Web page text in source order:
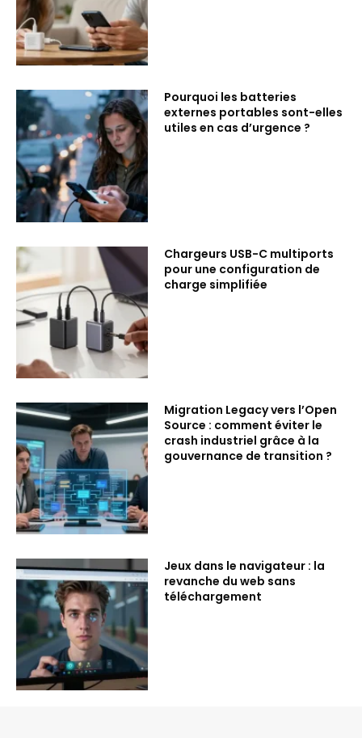
Pourquoi les batteries
externes portables sont-elles
utiles en cas d’urgence ?
Chargeurs USB-C multiports
pour une configuration de
charge simplifiée
Migration Legacy vers l’Open
Source : comment éviter le
crash industriel grâce à la
gouvernance de transition ?
Jeux dans le navigateur : la
revanche du web sans
téléchargement